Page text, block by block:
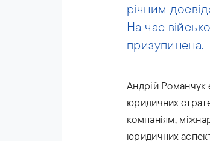
річним
На час
призупинена.
Андрій Романчук
юридичних
компаніям,
юридичних